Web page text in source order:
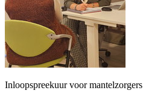
Inloopspreekuur voor